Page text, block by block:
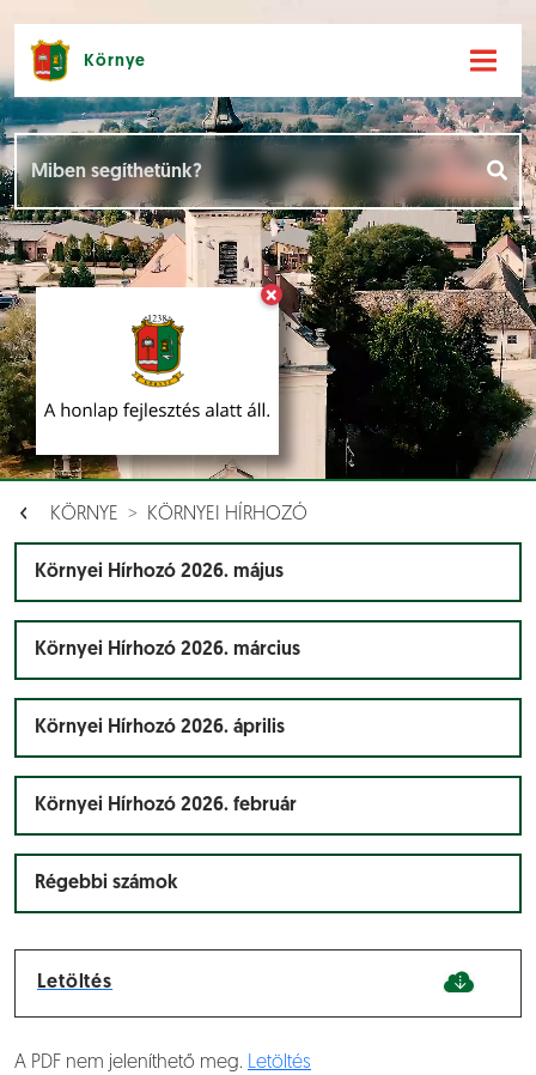
×
Környe
KÖRNYE KÖRNYEI HÍRHOZÓ
Környei Hírhozó 2026. május
Környei Hírhozó 2026. március
Környei Hírhozó 2026. április
Környei Hírhozó 2026. február
Régebbi számok
Letöltés
A PDF nem jeleníthető meg. Letöltés
Hírek []
Események []
Dokumentumok []
Aloldalak [ ]